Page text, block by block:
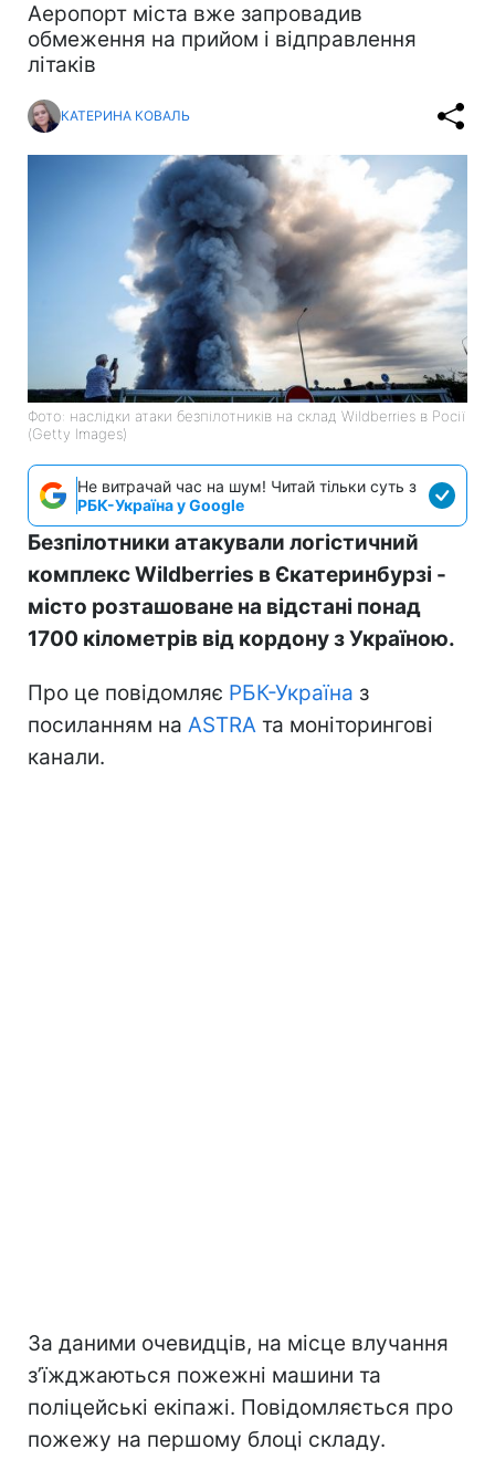
Аеропорт міста вже запровадив
обмеження на прийом і відправлення
літаків
КАТЕРИНА КОВАЛЬ
Фото: наслідки атаки безпілотників на склад Wildberries в Росії
(Getty Images)
Не витрачай час на шум! Читай тільки суть з
РБК-Україна у Google
Безпілотники атакували логістичний
комплекс Wildberries в Єкатеринбурзі -
місто розташоване на відстані понад
1700 кілометрів від кордону з Україною.
Про це повідомляє РБК-Україна з
посиланням на ASTRA та моніторингові
канали.
За даними очевидців, на місце влучання
зʼїжджаються пожежні машини та
поліцейські екіпажі. Повідомляється про
пожежу на першому блоці складу.